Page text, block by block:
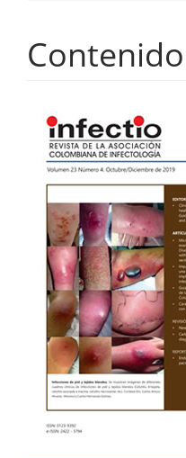
Contenido
Barra
lateral
del
artículo